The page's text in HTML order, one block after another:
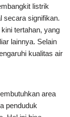
listrik
secara signifikan.
tertahan, yang
lainnya. Selain
kualitas air
area
penduduk